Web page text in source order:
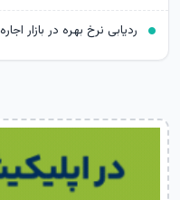
ردیابی نرخ بهره در بازار اجاره